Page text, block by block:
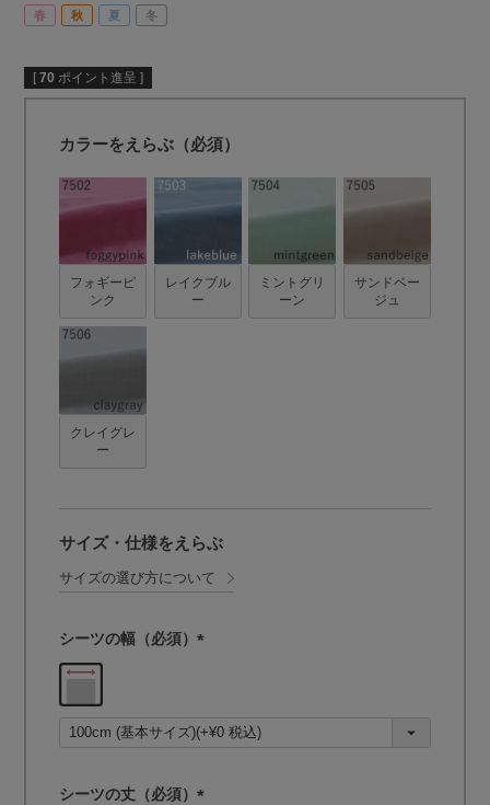
春 秋 夏 冬
[ 70 ポイント進呈 ]
カラーをえらぶ（必須）
フォギーピ
ンク
レイクブル
ー
ミントグリ
ーン
サンドベー
ジュ
クレイグレ
ー
サイズ・仕様をえらぶ
サイズの選び方について
シーツの幅（必須）
須
)
シーツの丈（必須）